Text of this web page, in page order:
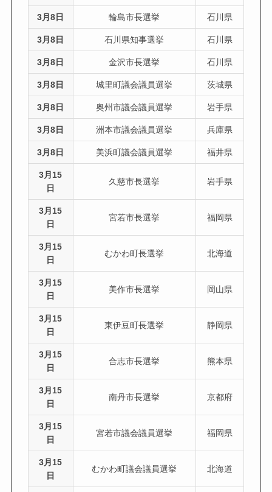
3月8日 輪島市長選挙 石川県
3月8日 石川県知事選挙 石川県
3月8日 金沢市長選挙 石川県
3月8日 城里町議会議員選挙 茨城県
3月8日 奥州市議会議員選挙 岩手県
3月8日 洲本市議会議員選挙 兵庫県
3月8日 美浜町議会議員選挙 福井県
3月15
日
久慈市長選挙 岩手県
3月15
日
宮若市長選挙 福岡県
3月15
日
むかわ町長選挙 北海道
3月15
日
美作市長選挙 岡山県
3月15
日
東伊豆町長選挙 静岡県
3月15
日
合志市長選挙 熊本県
3月15
日
南丹市長選挙 京都府
3月15
日
宮若市議会議員選挙 福岡県
3月15
日
むかわ町議会議員選挙 北海道